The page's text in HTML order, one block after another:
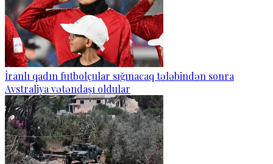
İranlı qadın futbolçular sığınacaq tələbindən sonra
Avstraliya vətəndaşı oldular